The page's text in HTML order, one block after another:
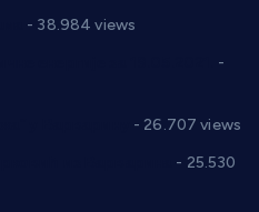
- 38.984 views
-
- 26.707 views
- 25.530